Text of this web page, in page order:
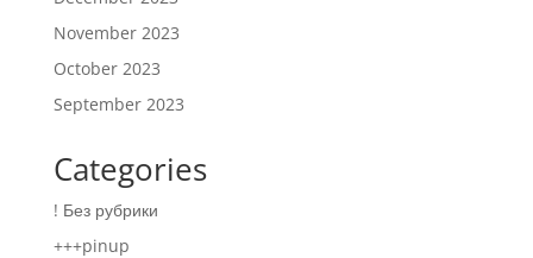
November 2023
October 2023
September 2023
Categories
! Без рубрики
+++pinup